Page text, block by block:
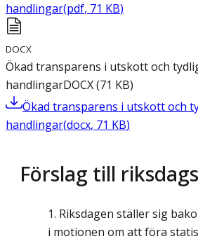
handlingar(pdf, 71 KB)
DOCX
Ökad transparens i utskott och
handlingarDOCX(71 KB)
Ökad transparens i utskott och
handlingar(docx, 71 KB)
Förslag till
Riksdagen ställer sig
i motionen om att föra